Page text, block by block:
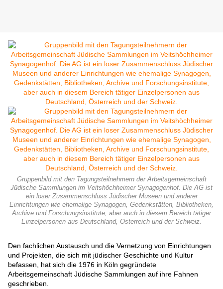
Gruppenbild mit den Tagungsteilnehmern der Arbeitsgemeinschaft
Jüdische Sammlungen im Veitshöchheimer Synagogenhof. Die AG ist
ein loser Zusammenschluss Jüdischer Museen und anderer
Einrichtungen wie ehemalige Synagogen, Gedenkstätten, Bibliotheken,
Archive und Forschungsinstitute, aber auch in diesem Bereich tätiger
Einzelpersonen aus Deutschland, Österreich und der Schweiz.
Den fachlichen Austausch und die Vernetzung von Einrichtungen
und Projekten, die sich mit jüdischer Geschichte und Kultur
befassen, hat sich die 1976 in Köln gegründete
Arbeitsgemeinschaft Jüdische Sammlungen auf ihre Fahnen
geschrieben.